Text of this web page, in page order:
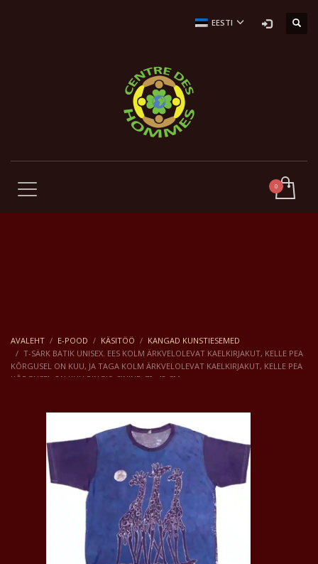
EESTI
AVALEHT E-POOD KÄSITÖÖ
KANGAD KUNSTIESEMED
T-SÄRK BATIK UNISEX. EES KOLM ÄRKVELOLEVAT KAELKIRJAKUT, KELLE PEA
KÕRGUSEL ON KUU, JA TAGA KOLM ÄRKVELOLEVAT KAELKIRJAKUT, KELLE PEA
KÕRGUSEL ON KUU RINGIS. SININE. 70×43 CM.